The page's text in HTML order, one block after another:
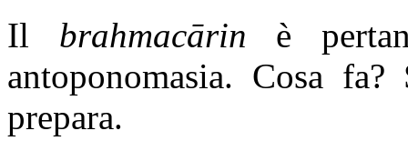
Il brahmacārin è
antoponomasia. Cosa
prepara.